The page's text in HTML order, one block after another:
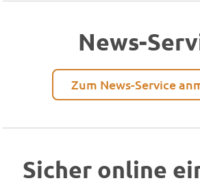
News-
Zum News-Service
Sicher online